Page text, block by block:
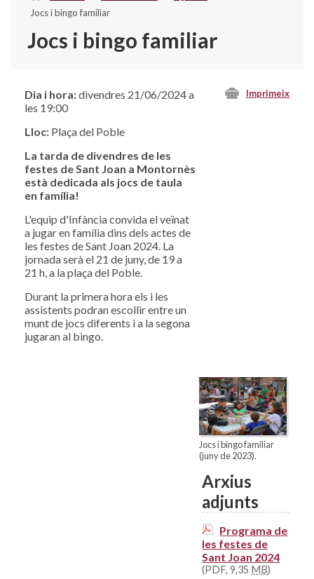
Jocs i bingo familiar
Jocs i bingo familiar
Imprimeix
Dia i hora:divendres 21/06/2024 a
les 19:00
Lloc: Plaça del Poble
La tarda de divendres de les
festes de Sant Joan a Montornès
està dedicada als jocs de taula
en família!
L'equip d'Infància convida el veïnat
a jugar en família dins dels actes de
les festes de Sant Joan 2024. La
jornada serà el 21 de juny, de 19 a
21 h, a la plaça del Poble.
Durant la primera hora els i les
assistents podran escollir entre un
munt de jocs diferents i a la segona
jugaran al bingo.
Jocs i bingo familiar
(juny de 2023).
Arxius
adjunts
Programa de
les festes de
Sant Joan 2024
(PDF, 9,35 MB)